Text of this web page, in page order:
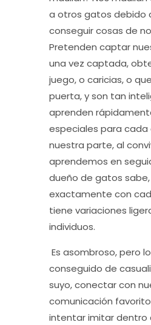
a otros gatos debido
conseguir cosas de
Pretenden captar
una vez captada,
juego, o caricias, o
puerta, y son tan
aprenden
especiales para cada
nuestra parte, al
aprendemos en
dueño de gatos
exactamente con
tiene variaciones
individuos.
Es asombroso, pero
conseguido de
suyo, conectar con
comunicación
intentar imitar dentro